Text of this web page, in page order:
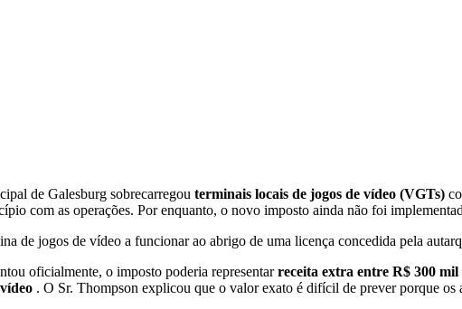
de Galesburg sobrecarregou terminais locais de jogos de vídeo (VGTs)
com as operações. Por enquanto, o novo imposto ainda não foi
de jogos de vídeo a funcionar ao abrigo de uma licença concedida pela
oficialmente, o imposto poderia representarreceita extra entre R$ 300
. O Sr. Thompson explicou que o valor exato é difícil de prever porque os